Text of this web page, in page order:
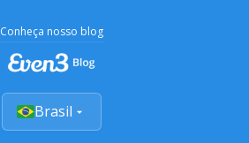
Conheça nosso blog
Brasil